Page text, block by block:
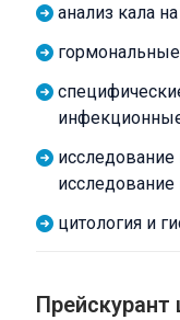
анализ кала
цитология и